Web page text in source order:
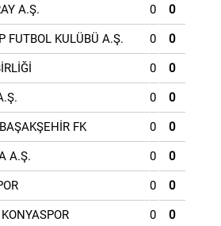
A.Ş. 0 0
FUTBOL KULÜBÜ A.Ş. 0 0
0 0
0 0
FK 0 0
A.Ş. 0 0
0 0
0 0